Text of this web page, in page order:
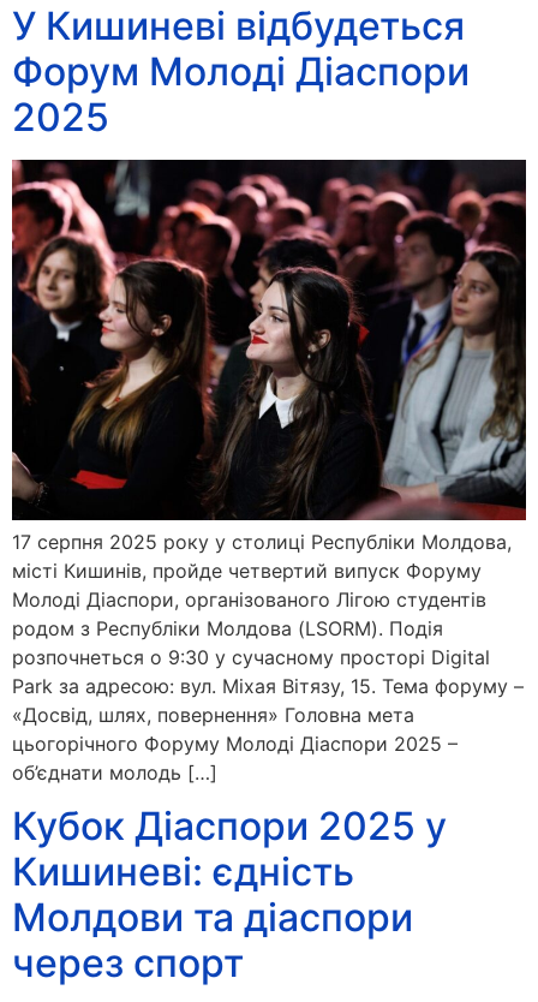
У Кишиневі відбудеться
Форум Молоді Діаспори
2025
17 серпня 2025 року у столиці Республіки Молдова,
місті Кишинів, пройде четвертий випуск Форуму
Молоді Діаспори, організованого Лігою студентів
родом з Республіки Молдова (LSORM). Подія
розпочнеться о 9:30 у сучасному просторі Digital
Park за адресою: вул. Міхая Вітязу, 15. Тема форуму –
«Досвід, шлях, повернення» Головна мета
цьогорічного Форуму Молоді Діаспори 2025 –
об’єднати молодь […]
Кубок Діаспори 2025 у
Кишиневі: єдність
Молдови та діаспори
через спорт